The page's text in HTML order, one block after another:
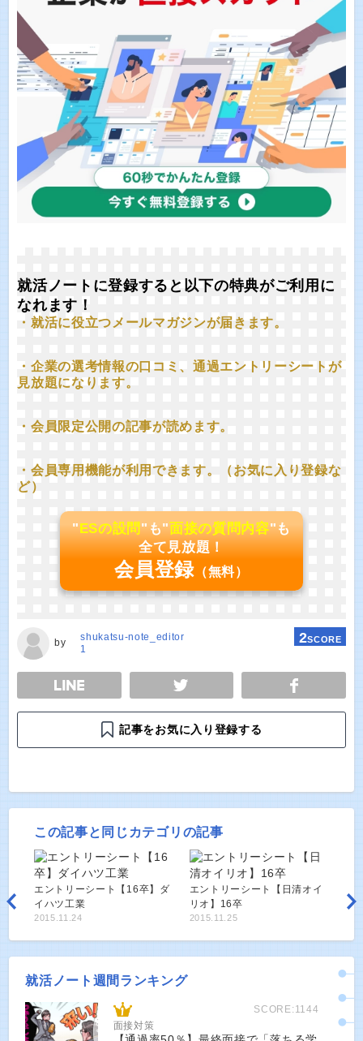
就活ノートに登録すると以下の特典がご利用に
なれます！
・就活に役立つメールマガジンが届きます。
・企業の選考情報の口コミ、通過エントリーシートが
見放題になります。
・会員限定公開の記事が読めます。
・会員専用機能が利用できます。（お気に入り登録な
ど）
"ESの設問"も"面接の質問内容"も
全て見放題！
会員登録 （無料）
by
shukatsu-note_editor
1
2SCORE
TWEET
記事をお気に入り登録する
この記事と同じカテゴリの記事
エントリーシート【16卒】ダ
イハツ工業
2015.11.24
エントリーシート【日清オイ
リオ】16卒
2015.11.25
就活ノート週間ランキング
SCORE:1144
面接対策